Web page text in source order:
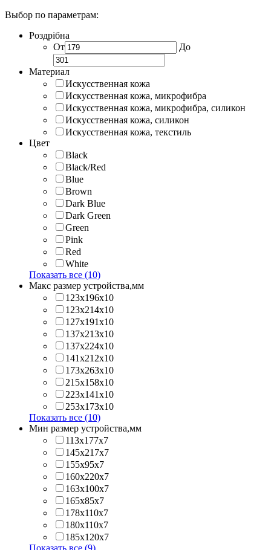
Выбор по параметрам:
Роздрібна
От
До
Материал
Искусственная кожа
Искусственная кожа, микрофибра
Искусственная кожа, микрофибра, силикон
Искусственная кожа, силикон
Искусственная кожа, текстиль
Цвет
Black
Black/Red
Blue
Brown
Dark Blue
Dark Green
Green
Pink
Red
White
Показать все (10)
Макс размер устройства,мм
123х196х10
123х214x10
127х191х10
137х213х10
137х224x10
141х212х10
173х263x10
215х158x10
223х141x10
253х173x10
Показать все (10)
Мин размер устройства,мм
113x177x7
145x217x7
155x95x7
160x220x7
163x100x7
165x85x7
178x110x7
180x110x7
185x120x7
Показать все (9)